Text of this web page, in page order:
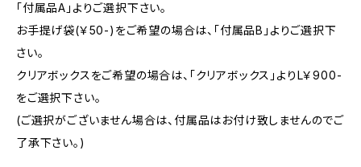
「付属品A」よりご選択下さい。
お手提げ袋(￥50-)をご希望の場合は、「付属品B」よりご選択下
さい。
クリアボックスをご希望の場合は、「クリアボックス」よりL￥900-
をご選択下さい。
(ご選択がございません場合は、付属品はお付け致しませんのでご
了承下さい。)